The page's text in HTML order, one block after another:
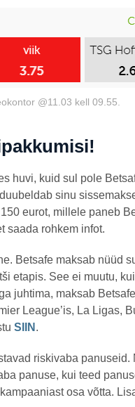
@11.03 kell 09.55.
huvi, kuid sul pole
sinu
eurot, millele paneb
saada rohkem infot.
Betsafe maksab nüüd
etapis. See ei muutu,
juhtima, maksab
League’is, La Ligas,
SIIN .
riskivaba
panuse, kui teed
osa võtta.